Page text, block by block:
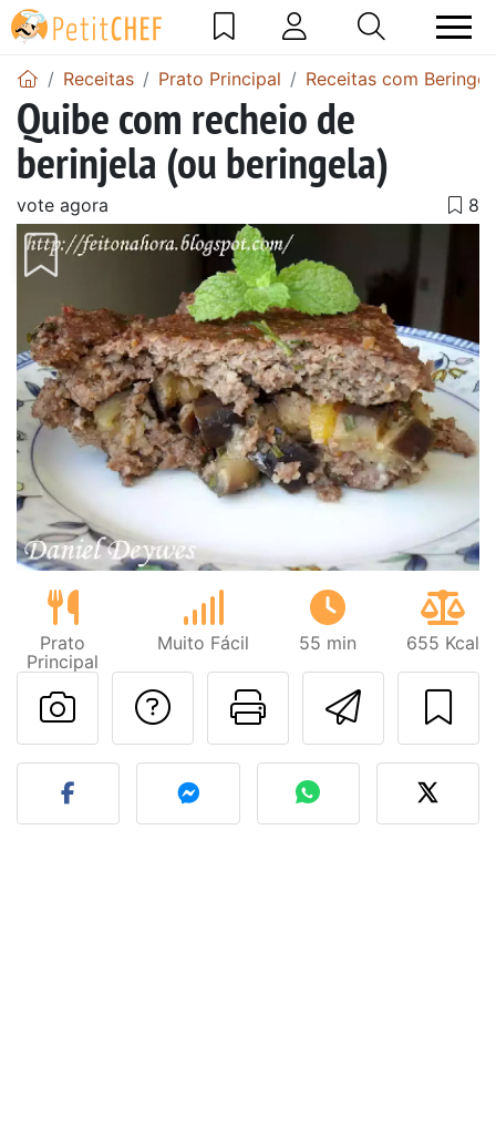
Receitas Prato Principal Receitas com
Quibe com recheio de
berinjela (ou beringela)
vote agora
Prato
Principal
Muito Fácil 55 min 655 Kcal
Imprima
Falar com o autor
Fez esta receita?